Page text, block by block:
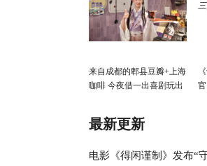
来自成都的郫县豆瓣+上海
咖啡 今夜借一出喜剧玩出
最新更新
电影《得闲谨制》发布“